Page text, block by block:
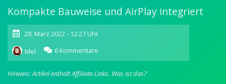
Kompakte Bauweise und AirPlay integriert
28. März 2022 - 12:27 Uhr
Mel
6 Kommentare
Roku
Player:
Roku
Hinweis: Artikel enthält Affiliate-Links. Was ist das?